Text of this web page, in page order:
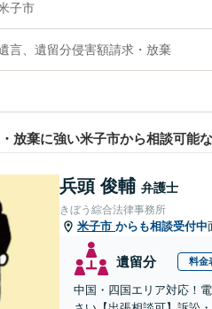
子市
言、遺留分侵害額請求・放棄
放棄に強い米子市から相談可能
兵頭 俊輔 弁護士
きぼう綜合法律事務所
米子市 からも相談受付中
遺留分 料金
中国・四国エリア対応！